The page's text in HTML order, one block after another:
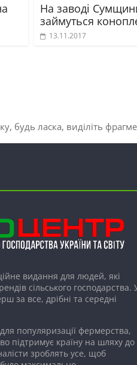
На заводі
займуться
13.11.2017
ласка, виділіть
видання для людей, які
сільського господарства.
за все, дрібні та середні
популяризації фермерства,
підтримує країну на шляху до
зроблять усе, щоб